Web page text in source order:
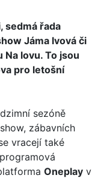
sedmá řada
Jáma lvová či
Na lovu. To jsou
pro letošní
sezóně
zábavních
vracejí také
Oneplay v